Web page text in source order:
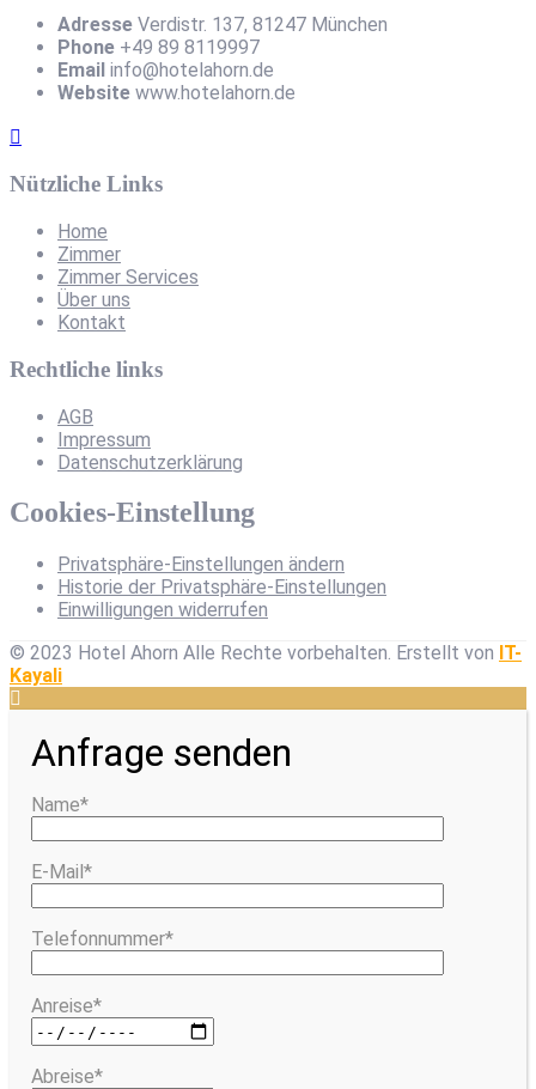
Adresse Verdistr. 137, 81247 München
Phone +49 89 8119997
Email info@hotelahorn.de
Website www.hotelahorn.de
Nützliche Links
Home
Zimmer
Zimmer Services
Über uns
Kontakt
Rechtliche links
AGB
Impressum
Datenschutzerklärung
Cookies-Einstellung
Privatsphäre-Einstellungen ändern
Historie der Privatsphäre-Einstellungen
Einwilligungen widerrufen
© 2023 Hotel Ahorn Alle Rechte vorbehalten. Erstellt von IT-
Kayali
Anfrage senden
Name*
E-Mail*
Telefonnummer*
Anreise*
Abreise*